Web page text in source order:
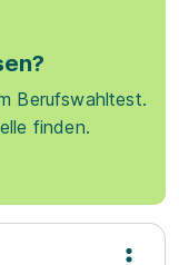
Berufswahltest.
finden.